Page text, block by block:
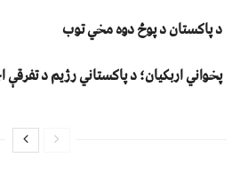
د پاکستان د پوځ دوه مخي توب
پخواني اربکیان؛ د پاکستاني رژیم د تفرقې